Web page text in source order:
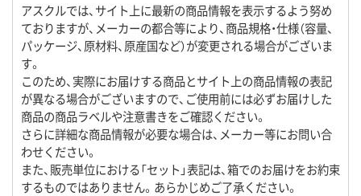
アスクルでは、サイト上に最新の商品情報を表示するよう努め
ておりますが、メーカーの都合等により、商品規格・仕様（容量、
パッケージ、原材料、原産国など）が変更される場合がございま
す。
このため、実際にお届けする商品とサイト上の商品情報の表記
が異なる場合がございますので、ご使用前には必ずお届けした
商品の商品ラベルや注意書きをご確認ください。
さらに詳細な商品情報が必要な場合は、メーカー等にお問い合
わせください。
また、販売単位における「セット」表記は、箱でのお届けをお約束
するものではありません。あらかじめご了承ください。